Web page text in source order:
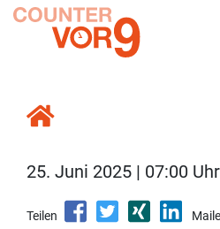
25. Juni 2025 | 07:00 Uhr
Teilen